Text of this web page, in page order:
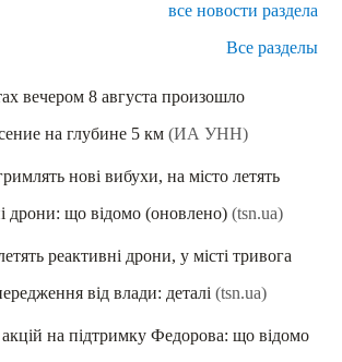
все новости раздела
Все разделы
вечером 8 августа произошло
на глубине 5 км (ИА УНН)
нові вибухи, на місто летять
дрони: що відомо (оновлено) (tsn.ua)
реактивні дрони, у місті тривога
від влади: деталі (tsn.ua)
на підтримку Федорова: що відомо